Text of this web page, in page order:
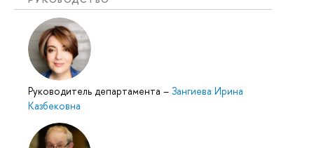
Руководитель департамента – Зангиева Ирина
Казбековна